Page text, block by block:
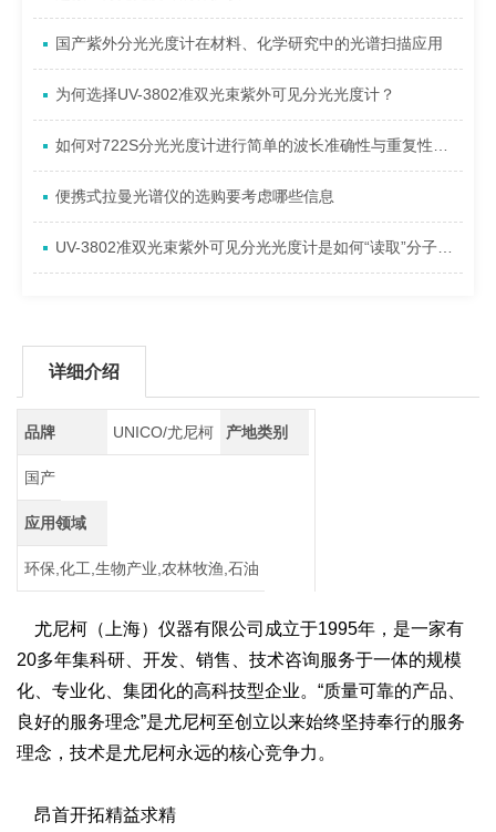
国产紫外分光光度计在材料、化学研究中的光谱扫描应用
为何选择UV-3802准双光束紫外可见分光光度计？
如何对722S分光光度计进行简单的波长准确性与重复性验证？
便携式拉曼光谱仪的选购要考虑哪些信息
UV-3802准双光束紫外可见分光光度计是如何“读取”分子信息的？
详细介绍
品牌 UNICO/尤尼柯 产地类别
国产
应用领域
环保,化工,生物产业,农林牧渔,石油
尤尼柯（上海）仪器有限公司成立于1995年，是一家有
20多年集科研、开发、销售、技术咨询服务于一体的规模
化、专业化、集团化的高科技型企业。“质量可靠的产品、
良好的服务理念”是尤尼柯至创立以来始终坚持奉行的服务
理念，技术是尤尼柯永远的核心竞争力。
昂首开拓精益求精